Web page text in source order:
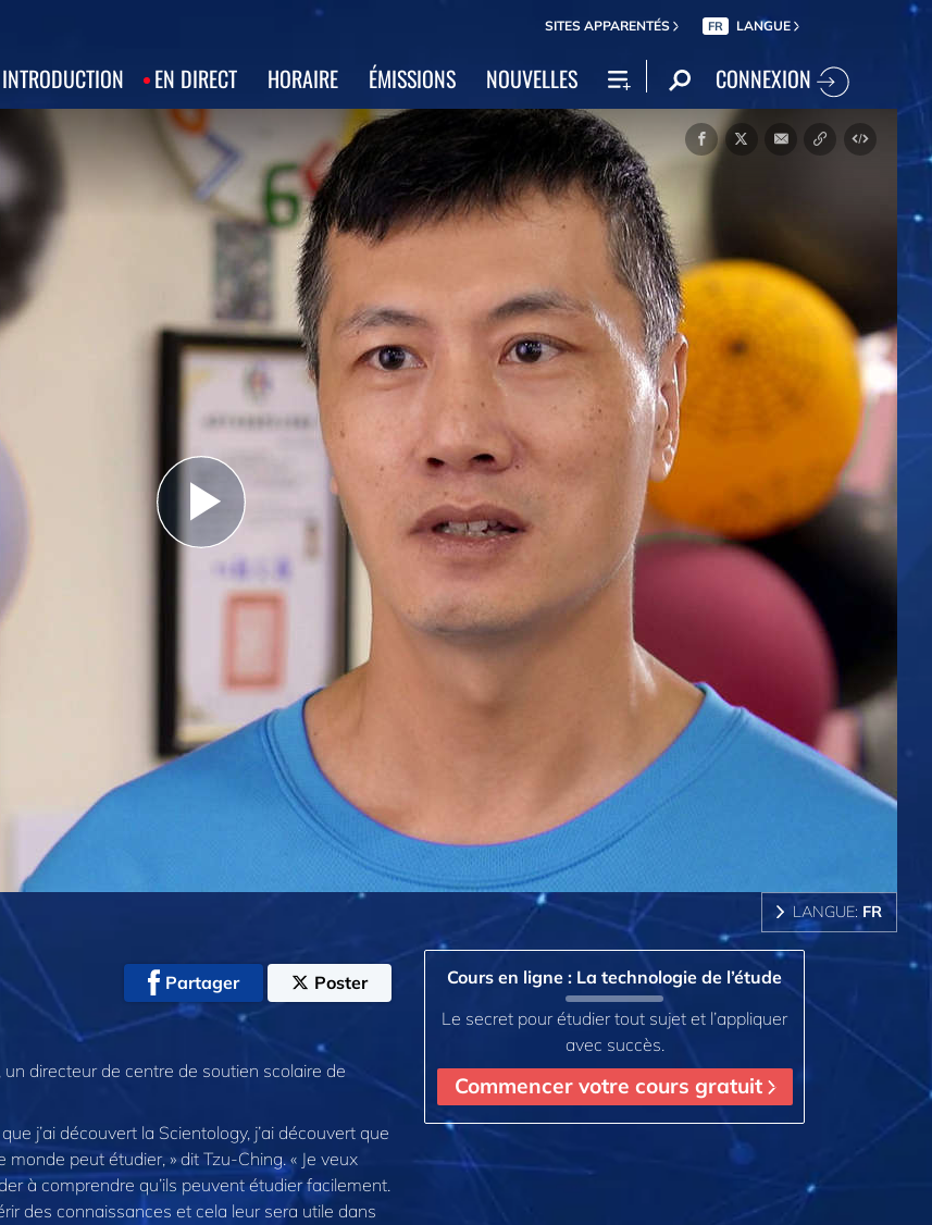
SITES APPARENTÉS FR LANGUE
INTRODUCTION EN DIRECT HORAIRE ÉMISSIONS NOUVELLES CONNEXION
Play
Video
LANGUE: FR
Partager Poster
directeur de centre de soutien scolaire de
j’ai découvert la Scientology, j’ai découvert que
peut étudier, » dit Tzu-Ching. « Je veux
à comprendre qu’ils peuvent étudier facilement.
des connaissances et cela leur sera utile dans
Cours en ligne : La technologie de l’étude
Le secret pour étudier tout sujet et l’appliquer
avec succès.
Commencer votre cours gratuit